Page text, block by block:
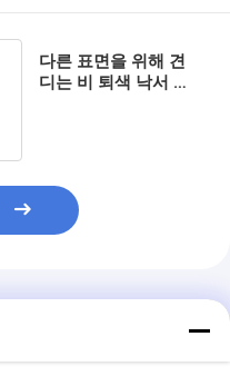
다른 표면을 위해 견
디는 비 퇴색 낙서 분